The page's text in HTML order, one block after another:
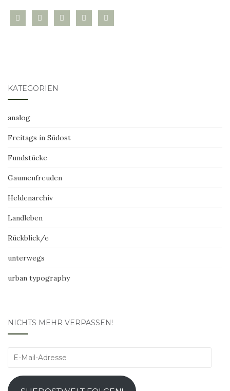
bloglovininstagramtwitter pinterest
mail
KATEGORIEN
analog
Freitags in Südost
Fundstücke
Gaumenfreuden
Heldenarchiv
Landleben
Rückblick/e
unterwegs
urban typography
NICHTS MEHR VERPASSEN!
E-
Adresse